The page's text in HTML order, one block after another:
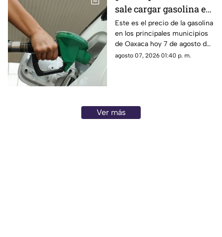
sale cargar gasolina en
Oaxaca este viernes 7
de agosto
Este es el precio de la gasolina
en los principales municipios
de Oaxaca hoy 7 de agosto de
2026; ten en cuenta que el
agosto 07, 2026 01:40 p. m.
Ver más